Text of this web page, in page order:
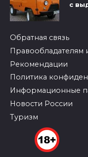
с
Обратная связь
Правообладателям
Рекомендации
Политика
Информационные
Новости России
Туризм